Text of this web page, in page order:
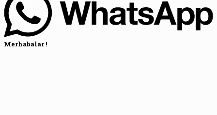
Merhabalar !